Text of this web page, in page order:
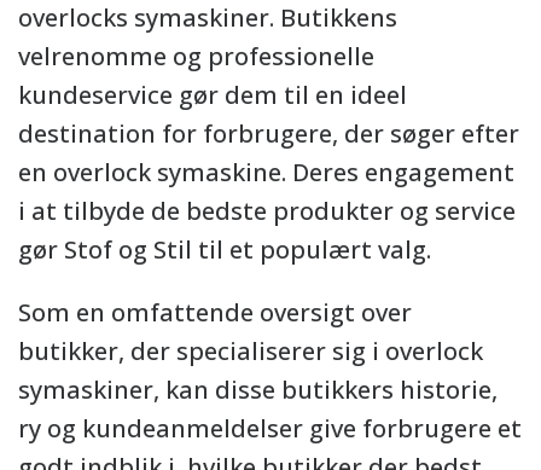
overlocks symaskiner. Butikkens
velrenomme og professionelle
kundeservice gør dem til en ideel
destination for forbrugere, der søger efter
en overlock symaskine. Deres engagement
i at tilbyde de bedste produkter og service
gør Stof og Stil til et populært valg.
Som en omfattende oversigt over
butikker, der specialiserer sig i overlock
symaskiner, kan disse butikkers historie,
ry og kundeanmeldelser give forbrugere et